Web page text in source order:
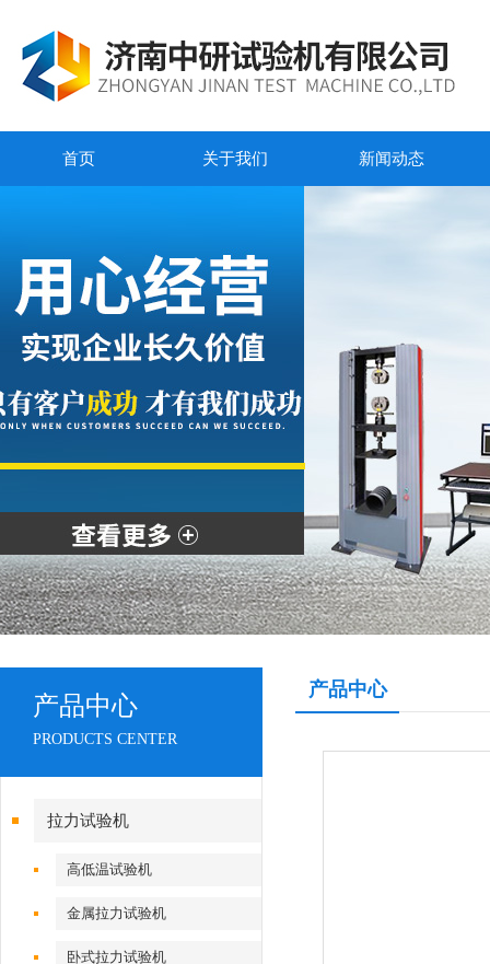
首页 关于我们 新闻动态
产品中心
PRODUCTS CENTER
拉力试验机
高低温试验机
金属拉力试验机
卧式拉力试验机
产品中心